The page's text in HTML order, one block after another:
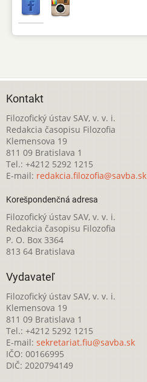
Kontakt
Filozofický ústav SAV, v. v. i.
Redakcia časopisu Filozofia
Klemensova 19
811 09 Bratislava 1
Tel.: +4212 5292 1215
E-mail: redakcia.filozofia@savba.sk
Korešpondenčná adresa
Filozofický ústav SAV, v. v. i.
Redakcia časopisu Filozofia
P. O. Box 3364
813 64 Bratislava
Vydavateľ
Filozofický ústav SAV, v. v. i.
Klemensova 19
811 09 Bratislava 1
Tel.: +4212 5292 1215
E-mail: sekretariat.fiu@savba.sk
IČO: 00166995
DIČ: 2020794149